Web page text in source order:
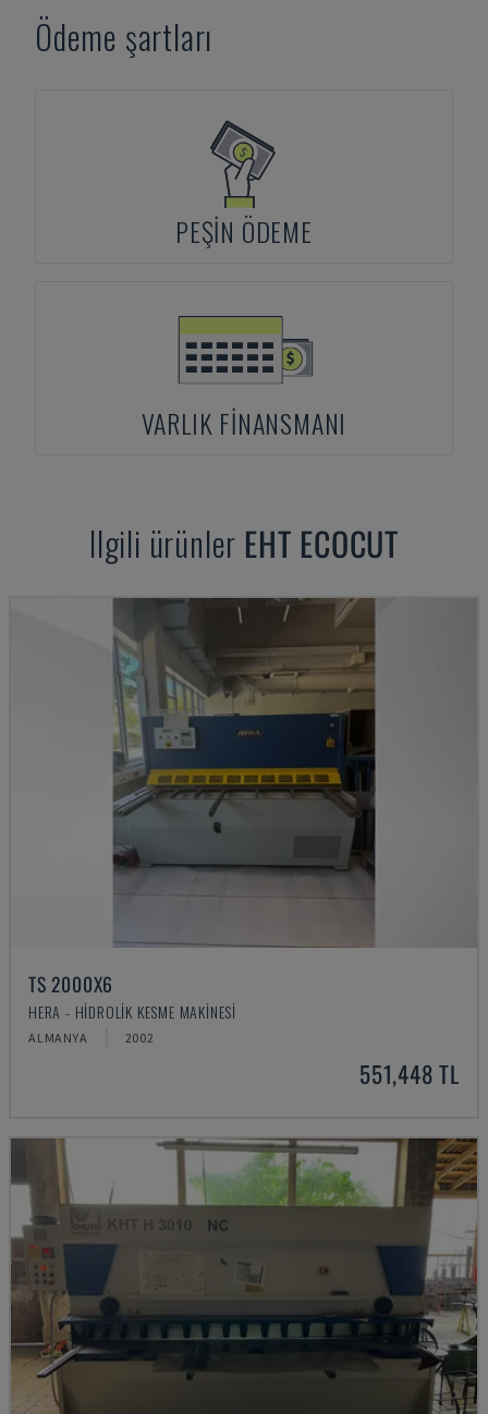
Ödeme şartları
PEŞIN ÖDEME
VARLIK FINANSMANI
Ilgili ürünler EHT ECOCUT
TS 2000X6
HERA - HIDROLIK KESME MAKINESI
ALMANYA 2002
551,448 TL